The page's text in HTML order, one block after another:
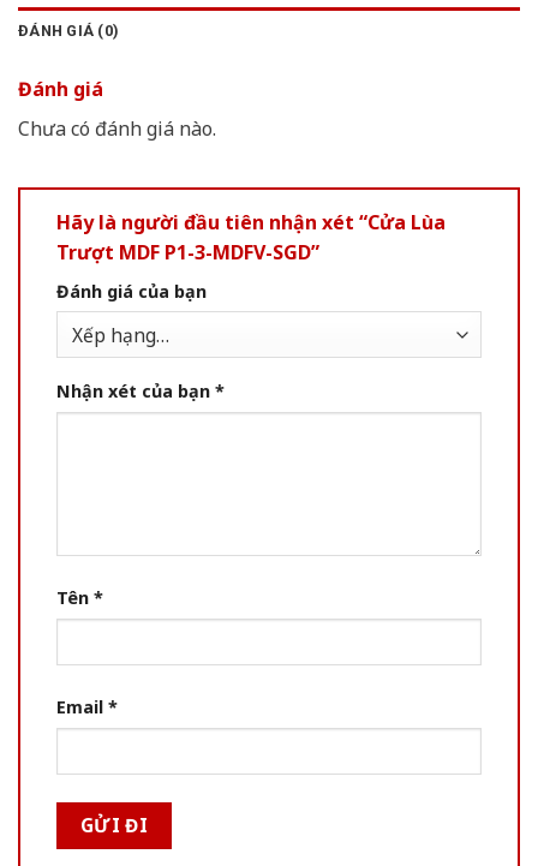
ĐÁNH GIÁ (0)
Đánh giá
Chưa có đánh giá nào.
Hãy là người đầu tiên nhận xét “Cửa Lùa
Trượt MDF P1-3-MDFV-SGD”
Đánh giá của bạn
Nhận xét của bạn *
Tên *
Email *